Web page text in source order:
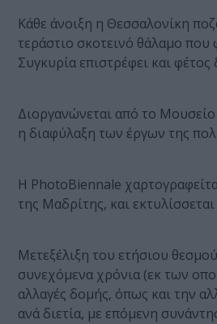
Κάθε άνοιξη η Θεσσαλονίκη
τεράστιο σκοτεινό θάλαμο
Συγκυρία επιστρέφει και
Διοργανώνεται από το
η διαφύλαξη των έργων της
H PhotoBiennale
της Μαδρίτης, και
Μετεξέλιξη του ετήσιου
συνεχόμενα χρόνια (εκ των
αλλαγές δομής, όπως και την
ανά διετία, με επόμενη